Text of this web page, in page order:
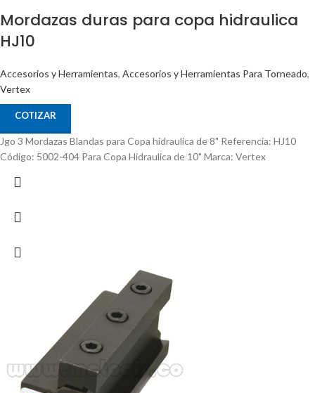
Mordazas duras para copa hidraulica
HJ10
Accesorios y Herramientas, Accesorios y Herramientas Para Torneado,
Vertex
COTIZAR
Jgo 3 Mordazas Blandas para Copa hidraulica de 8" Referencia: HJ10
Código: 5002-404 Para Copa Hidraulica de 10" Marca: Vertex